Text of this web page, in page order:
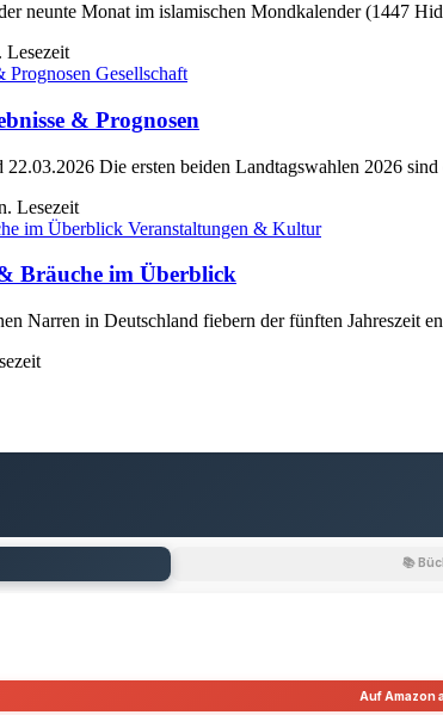
neunte Monat im islamischen Mondkalender (1447
Lesezeit
Gesellschaft
& Prognosen
22.03.2026 Die ersten beiden Landtagswahlen 2026
Lesezeit
Veranstaltungen & Kultur
Bräuche im Überblick
Narren in Deutschland fiebern der fünften Jahreszeit
📚
Auf Amazon